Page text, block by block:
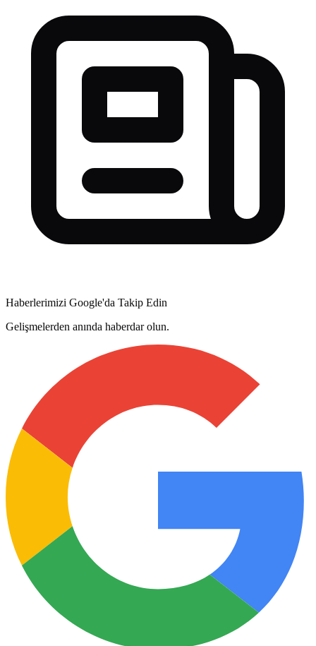
Haberlerimizi Google'da Takip Edin
Gelişmelerden anında haberdar olun.